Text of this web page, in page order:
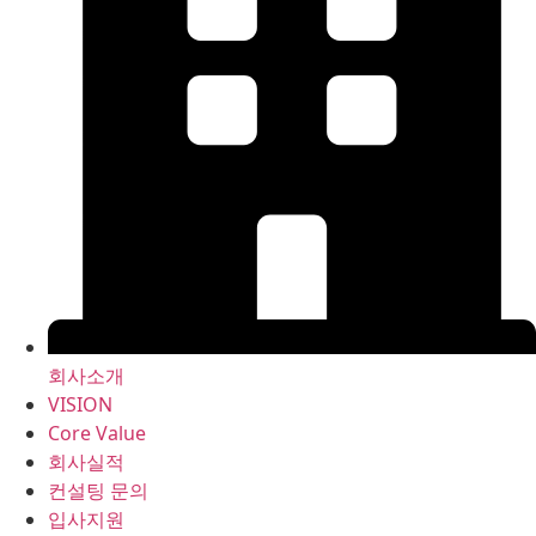
회사소개
VISION
Core Value
회사실적
컨설팅 문의
입사지원